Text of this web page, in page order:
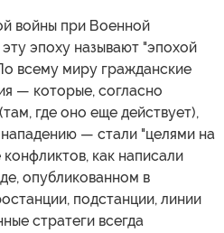
войны при Военной
эпоху называют "эпохой
всему миру гражданские
— которые, согласно
где оно еще действует),
— стали "целями на
как написали
опубликованном в
подстанции, линии
стратеги всегда